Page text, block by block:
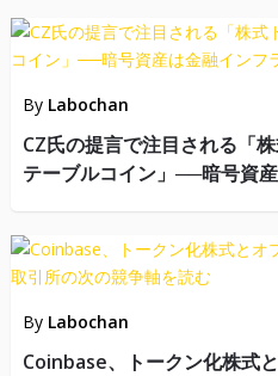
By Labochan
CZ氏の提言で注目される「
テーブルコイン」──暗号資
By Labochan
Coinbase、トークン化株式